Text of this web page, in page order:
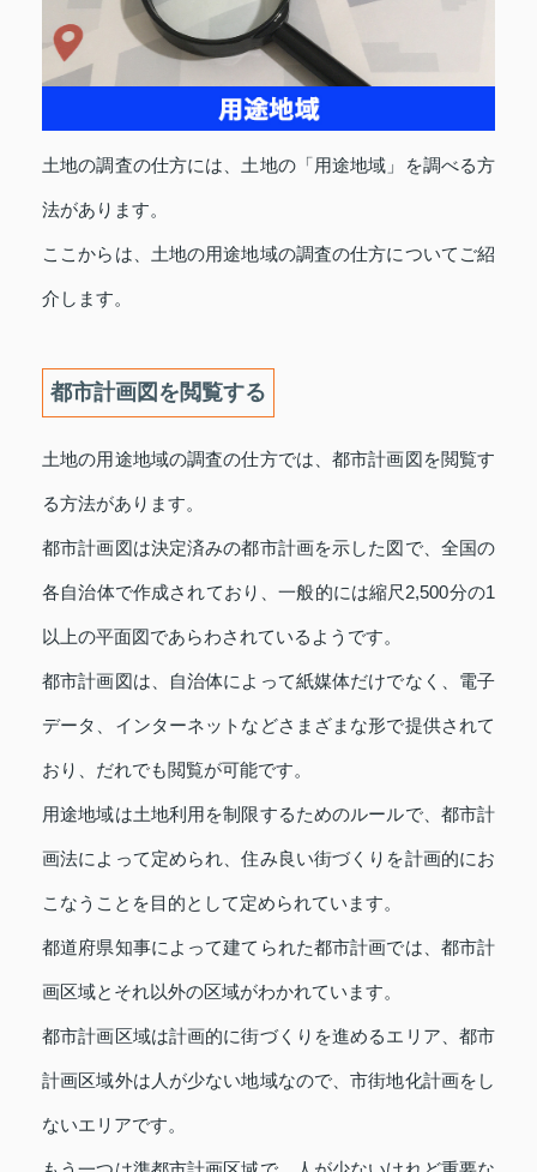
土地の調査の仕方には、土地の「用途地域」を調べる方
法があります。
ここからは、土地の用途地域の調査の仕方についてご紹
介します。
都市計画図を閲覧する
土地の用途地域の調査の仕方では、都市計画図を閲覧す
る方法があります。
都市計画図は決定済みの都市計画を示した図で、全国の
各自治体で作成されており、一般的には縮尺2,500分の1
以上の平面図であらわされているようです。
都市計画図は、自治体によって紙媒体だけでなく、電子
データ、インターネットなどさまざまな形で提供されて
おり、だれでも閲覧が可能です。
用途地域は土地利用を制限するためのルールで、都市計
画法によって定められ、住み良い街づくりを計画的にお
こなうことを目的として定められています。
都道府県知事によって建てられた都市計画では、都市計
画区域とそれ以外の区域がわかれています。
都市計画区域は計画的に街づくりを進めるエリア、都市
計画区域外は人が少ない地域なので、市街地化計画をし
ないエリアです。